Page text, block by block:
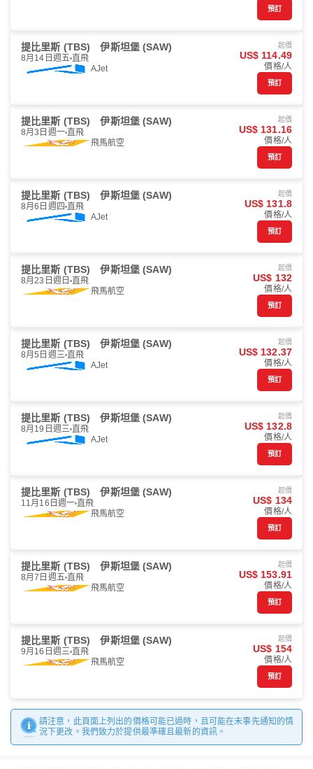
預訂
提比里斯 (TBS) 伊斯坦堡 (SAW)
8月14日週五 直飛
AJet
起價
US$ 114.49
價格/人
預訂
提比里斯 (TBS) 伊斯坦堡 (SAW)
8月3日週一 直飛
飛馬航空
起價
US$ 131.16
價格/人
預訂
提比里斯 (TBS) 伊斯坦堡 (SAW)
8月6日週四 直飛
AJet
起價
US$ 131.8
價格/人
預訂
提比里斯 (TBS) 伊斯坦堡 (SAW)
8月23日週日 直飛
飛馬航空
起價
US$ 132
價格/人
預訂
提比里斯 (TBS) 伊斯坦堡 (SAW)
8月5日週三 直飛
AJet
起價
US$ 132.37
價格/人
預訂
提比里斯 (TBS) 伊斯坦堡 (SAW)
8月19日週三 直飛
AJet
起價
US$ 132.8
價格/人
預訂
提比里斯 (TBS) 伊斯坦堡 (SAW)
11月16日週一 直飛
飛馬航空
起價
US$ 134
價格/人
預訂
提比里斯 (TBS) 伊斯坦堡 (SAW)
8月7日週五 直飛
飛馬航空
起價
US$ 153.91
價格/人
預訂
提比里斯 (TBS) 伊斯坦堡 (SAW)
9月16日週三 直飛
飛馬航空
起價
US$ 154
價格/人
預訂
請注意，此頁面上列出的價格可能已過時，且可能在未事先通知的情
況下更改。我們致力於提供最準確且最新的資訊。